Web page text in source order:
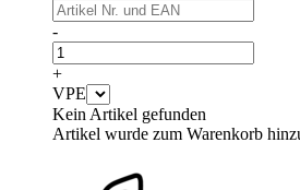
-
+
VPE
Kein Artikel gefunden
Artikel wurde zum Warenkorb